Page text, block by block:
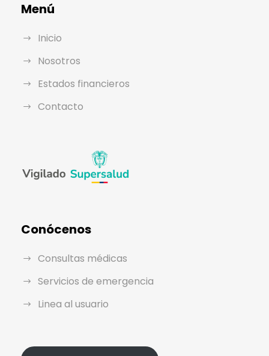
Menú
Inicio
Nosotros
Estados financieros
Contacto
Conócenos
Consultas médicas
Servicios de emergencia
Linea al usuario